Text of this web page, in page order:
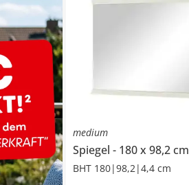
medium
Spiegel 180 x 98,2 cm
BHT 180|98,2|4,4 cm